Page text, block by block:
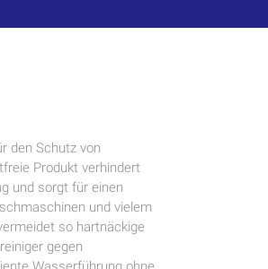
den Schutz von
Produkt verhindert
und sorgt für einen
und vielem
so hartnäckige
gegen